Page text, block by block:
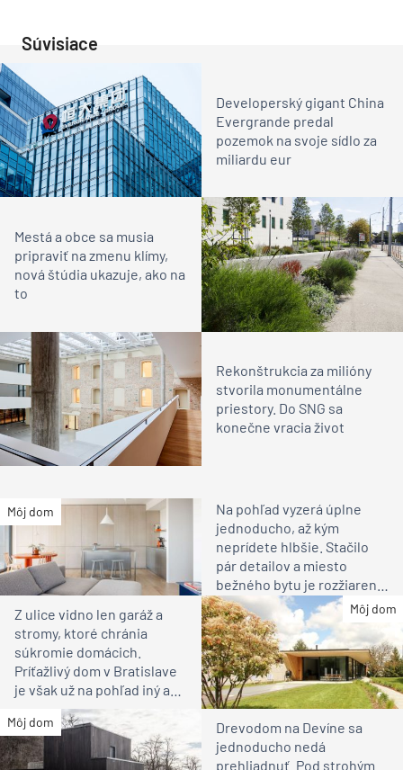
Súvisiace
Developerský gigant China
Evergrande predal
pozemok na svoje sídlo za
miliardu eur
Mestá a obce sa musia
pripraviť na zmenu klímy,
nová štúdia ukazuje, ako na
to
Rekonštrukcia za milióny
stvorila monumentálne
priestory. Do SNG sa
konečne vracia život
Môj dom
Na pohľad vyzerá úplne
jednoducho, až kým
neprídete hlbšie. Stačilo
pár detailov a miesto
bežného bytu je rozžiarené
bývanie pre rodinu
Môj dom
Z ulice vidno len garáž a
stromy, ktoré chránia
súkromie domácich.
Príťažlivý dom v Bratislave
je však už na pohľad iný ako
susedia
Môj dom
Drevodom na Devíne sa
jednoducho nedá
prehliadnuť. Pod strohým